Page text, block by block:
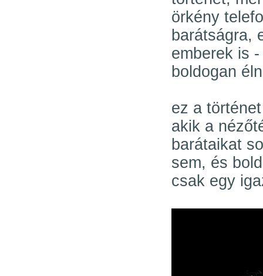
örkény
barátságra,
emberek is
boldogan
ez a
akik a
barátaikat
sem, és
csak egy